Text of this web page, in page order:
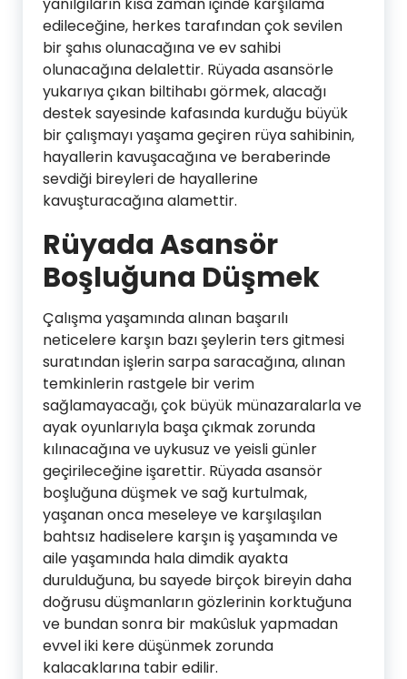
edileceğine, herkes tarafından çok sevilen
bir şahıs olunacağına ve ev sahibi
olunacağına delalettir. Rüyada asansörle
yukarıya çıkan biltihabı görmek, alacağı
destek sayesinde kafasında kurduğu büyük
bir çalışmayı yaşama geçiren rüya sahibinin,
hayallerin kavuşacağına ve beraberinde
sevdiği bireyleri de hayallerine
kavuşturacağına alamettir.
Rüyada Asansör
Boşluğuna Düşmek
Çalışma yaşamında alınan başarılı
neticelere karşın bazı şeylerin ters gitmesi
suratından işlerin sarpa saracağına, alınan
temkinlerin rastgele bir verim
sağlamayacağı, çok büyük münazaralarla ve
ayak oyunlarıyla başa çıkmak zorunda
kılınacağına ve uykusuz ve yeisli günler
geçirileceğine işarettir. Rüyada asansör
boşluğuna düşmek ve sağ kurtulmak,
yaşanan onca meseleye ve karşılaşılan
bahtsız hadiselere karşın iş yaşamında ve
aile yaşamında hala dimdik ayakta
durulduğuna, bu sayede birçok bireyin daha
doğrusu düşmanların gözlerinin korktuğuna
ve bundan sonra bir makûsluk yapmadan
evvel iki kere düşünmek zorunda
kalacaklarına tabir edilir.